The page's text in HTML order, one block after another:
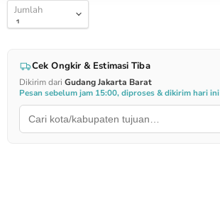
Jumlah
Cek Ongkir & Estimasi Tiba
Dikirim dari Gudang Jakarta Barat
Pesan sebelum jam 15:00, diproses & dikirim hari ini